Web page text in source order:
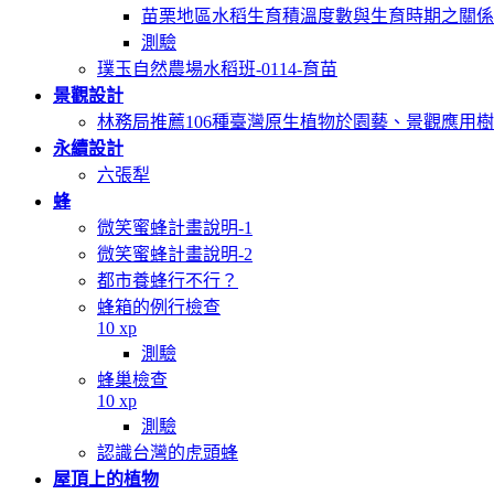
苗栗地區水稻生育積溫度數與生育時期之關係
測驗
璞玉自然農場水稻班-0114-育苗
景觀設計
林務局推薦106種臺灣原生植物於園藝、景觀應用
永續設計
六張犁
蜂
微笑蜜蜂計畫說明-1
微笑蜜蜂計畫說明-2
都市養蜂行不行？
蜂箱的例行檢查
10 xp
測驗
蜂巢檢查
10 xp
測驗
認識台灣的虎頭蜂
屋頂上的植物